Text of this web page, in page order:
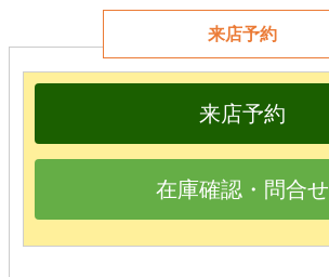
来店予約
来店予約
在庫確認・問合せ